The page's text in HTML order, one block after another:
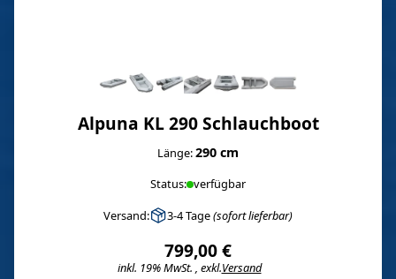
Alpuna KL 290 Schlauchboot
Länge:290 cm
Status: verfügbar
Versand:
3-4 Tage(sofort lieferbar)
799,00 €
inkl. 19% MwSt. , exkl.Versand